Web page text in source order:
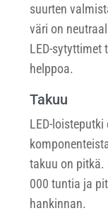
suurten
väri on
LED-sytyttimet
helppoa.
Takuu
LED-
takuu on pitkä.
000 tuntia ja
hankinnan.